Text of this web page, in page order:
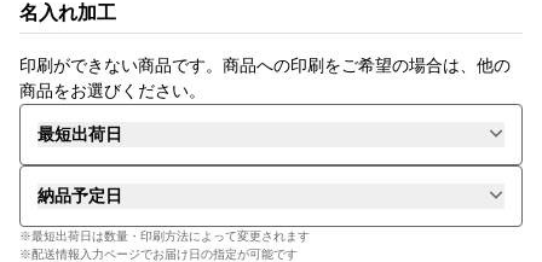
名入れ加工
印刷ができない商品です。商品への印刷をご希望の場合は、他の
商品をお選びください。
最短出荷日
納品予定日
※最短出荷日は数量・印刷方法によって変更されます
※配送情報入力ページでお届け日の指定が可能です